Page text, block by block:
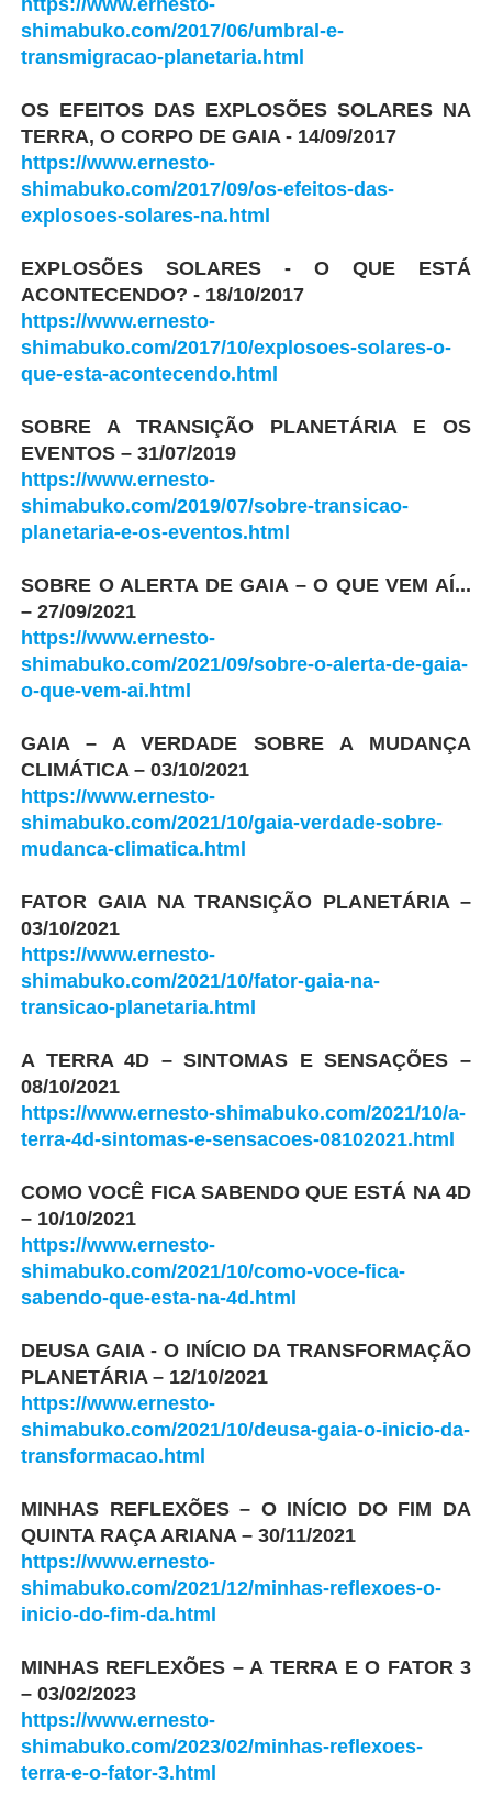
shimabuko.com/2017/06/umbral-e-
transmigracao-planetaria.html
OS EFEITOS DAS EXPLOSÕES SOLARES NA
TERRA, O CORPO DE GAIA - 14/09/2017
https://www.ernesto-
shimabuko.com/2017/09/os-efeitos-das-
explosoes-solares-na.html
EXPLOSÕES SOLARES - O QUE ESTÁ
ACONTECENDO? - 18/10/2017
https://www.ernesto-
shimabuko.com/2017/10/explosoes-solares-o-
que-esta-acontecendo.html
SOBRE A TRANSIÇÃO PLANETÁRIA E OS
EVENTOS – 31/07/2019
https://www.ernesto-
shimabuko.com/2019/07/sobre-transicao-
planetaria-e-os-eventos.html
SOBRE O ALERTA DE GAIA – O QUE VEM AÍ...
– 27/09/2021
https://www.ernesto-
shimabuko.com/2021/09/sobre-o-alerta-de-gaia-
o-que-vem-ai.html
GAIA – A VERDADE SOBRE A MUDANÇA
CLIMÁTICA – 03/10/2021
https://www.ernesto-
shimabuko.com/2021/10/gaia-verdade-sobre-
mudanca-climatica.html
FATOR GAIA NA TRANSIÇÃO PLANETÁRIA –
03/10/2021
https://www.ernesto-
shimabuko.com/2021/10/fator-gaia-na-
transicao-planetaria.html
A TERRA 4D – SINTOMAS E SENSAÇÕES –
08/10/2021
https://www.ernesto-shimabuko.com/2021/10/a-
terra-4d-sintomas-e-sensacoes-08102021.html
COMO VOCÊ FICA SABENDO QUE ESTÁ NA 4D
– 10/10/2021
https://www.ernesto-
shimabuko.com/2021/10/como-voce-fica-
sabendo-que-esta-na-4d.html
DEUSA GAIA - O INÍCIO DA TRANSFORMAÇÃO
PLANETÁRIA – 12/10/2021
https://www.ernesto-
shimabuko.com/2021/10/deusa-gaia-o-inicio-da-
transformacao.html
MINHAS REFLEXÕES – O INÍCIO DO FIM DA
QUINTA RAÇA ARIANA – 30/11/2021
https://www.ernesto-
shimabuko.com/2021/12/minhas-reflexoes-o-
inicio-do-fim-da.html
MINHAS REFLEXÕES – A TERRA E O FATOR 3
– 03/02/2023
https://www.ernesto-
shimabuko.com/2023/02/minhas-reflexoes-
terra-e-o-fator-3.html